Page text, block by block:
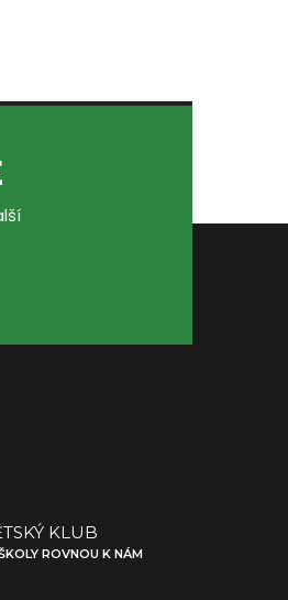
KLUB
ROVNOU K NÁM